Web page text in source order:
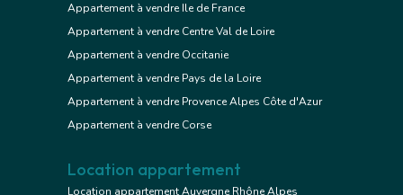
Appartement à vendre Ile de France
Appartement à vendre Centre Val de Loire
Appartement à vendre Occitanie
Appartement à vendre Pays de la Loire
Appartement à vendre Provence Alpes Côte d'Azur
Appartement à vendre Corse
Location appartement
Location appartement Auvergne Rhône Alpes